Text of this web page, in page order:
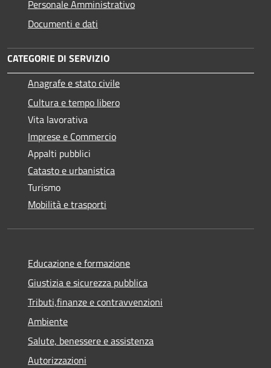
Personale Amministrativo
Documenti e dati
CATEGORIE DI SERVIZIO
Anagrafe e stato civile
Cultura e tempo libero
Vita lavorativa
Imprese e Commercio
Appalti pubblici
Catasto e urbanistica
Turismo
Mobilità e trasporti
Educazione e formazione
Giustizia e sicurezza pubblica
Tributi,finanze e contravvenzioni
Ambiente
Salute, benessere e assistenza
Autorizzazioni